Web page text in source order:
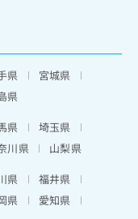
県
宮城県
県
県
埼玉県
川県
山梨県
県
福井県
県
愛知県